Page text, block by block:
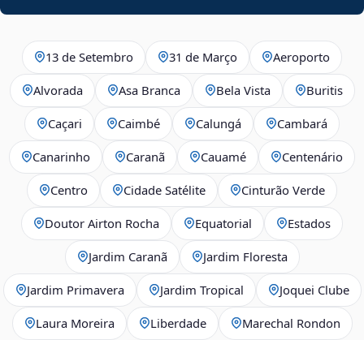
13 de Setembro 31 de Março Aeroporto
Alvorada Asa Branca Bela Vista Buritis
Caçari Caimbé Calungá Cambará
Canarinho Caranã Cauamé Centenário
Centro Cidade Satélite Cinturão Verde
Doutor Airton Rocha Equatorial Estados
Jardim Caranã Jardim Floresta
Jardim Primavera Jardim Tropical Joquei Clube
Laura Moreira Liberdade Marechal Rondon